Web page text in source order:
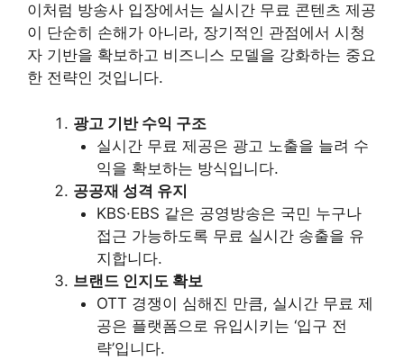
이처럼 방송사 입장에서는 실시간 무료 콘텐츠 제공
이 단순히 손해가 아니라, 장기적인 관점에서 시청
자 기반을 확보하고 비즈니스 모델을 강화하는 중요
한 전략인 것입니다.
광고 기반 수익 구조
실시간 무료 제공은 광고 노출을 늘려 수
익을 확보하는 방식입니다.
공공재 성격 유지
KBS·EBS 같은 공영방송은 국민 누구나
접근 가능하도록 무료 실시간 송출을 유
지합니다.
브랜드 인지도 확보
OTT 경쟁이 심해진 만큼, 실시간 무료 제
공은 플랫폼으로 유입시키는 ‘입구 전
략’입니다.